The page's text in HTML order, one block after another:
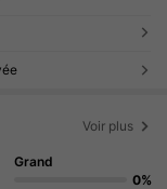
Voir plus
Grand
0%